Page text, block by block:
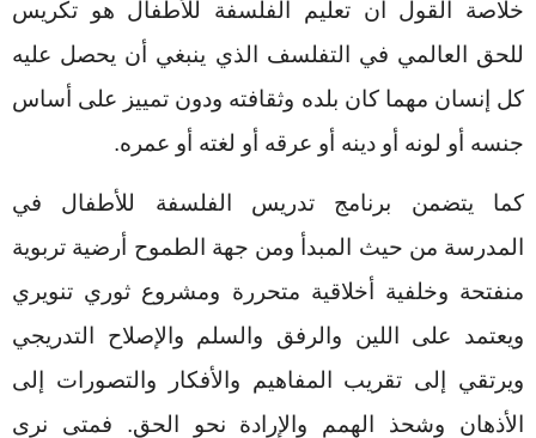
خلاصة القول أن تعليم الفلسفة للأطفال هو تكريس
للحق العالمي في التفلسف الذي ينبغي أن يحصل عليه
كل إنسان مهما كان بلده وثقافته ودون تمييز على أساس
جنسه أو لونه أو دينه أو عرقه أو لغته أو عمره.
كما يتضمن برنامج تدريس الفلسفة للأطفال في
المدرسة من حيث المبدأ ومن جهة الطموح أرضية تربوية
منفتحة وخلفية أخلاقية متحررة ومشروع ثوري تنويري
ويعتمد على اللين والرفق والسلم والإصلاح التدريجي
ويرتقي إلى تقريب المفاهيم والأفكار والتصورات إلى
الأذهان وشحذ الهمم والإرادة نحو الحق. فمتى نرى